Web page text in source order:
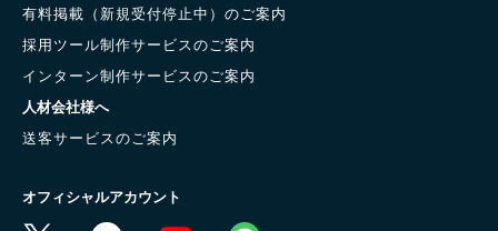
有料掲載（新規受付停止中）のご案内
採用ツール制作サービスのご案内
インターン制作サービスのご案内
人材会社様へ
送客サービスのご案内
オフィシャルアカウント